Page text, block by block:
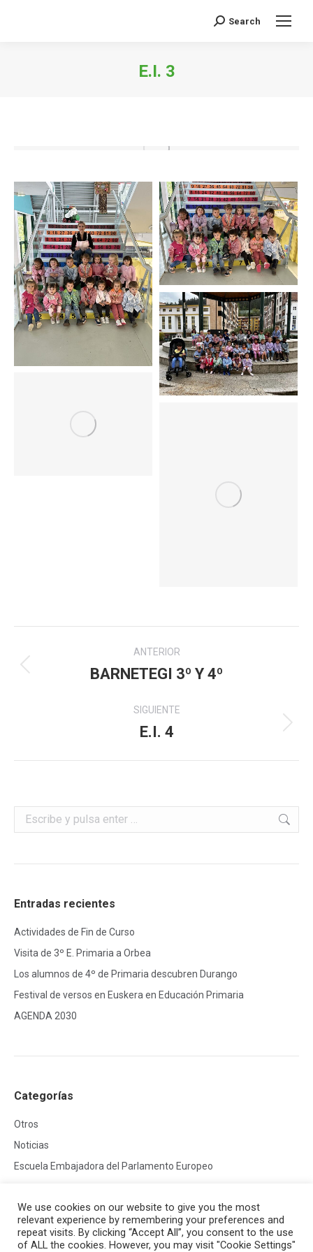
Buscar:
Search
E.I. 3
Navegación
entre
ANTERIOR
Álbum
BARNETEGI 3º Y 4º
SIGUIENTE
Álbum
E.I. 4
Buscar:
Entradas recientes
Actividades de Fin de Curso
Visita de 3º E. Primaria a Orbea
Los alumnos de 4º de Primaria descubren Durango
Festival de versos en Euskera en Educación Primaria
AGENDA 2030
Categorías
Otros
Noticias
Escuela Embajadora del Parlamento Europeo
We use cookies on our website to give you the most
relevant experience by remembering your preferences and
repeat visits. By clicking “Accept All”, you consent to the use
of ALL the cookies. However, you may visit "Cookie Settings"